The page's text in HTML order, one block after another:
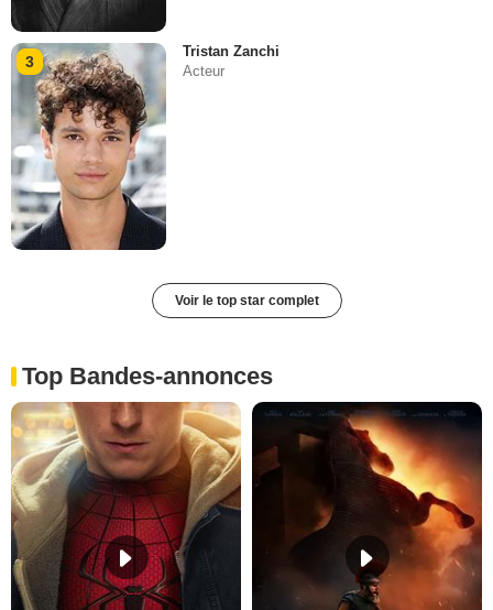
3
Tristan Zanchi
Acteur
Voir le top star complet
Top Bandes-annonces